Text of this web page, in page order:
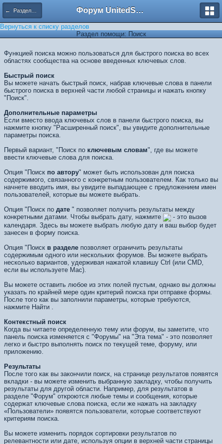
← Разделы помощи Форум UnitedSouth
Вернуться к списку разделов
Раздел помощи: Поиск
Функцией поиска можно пользоваться для быстрого поиска во всех
областях сообщества на основе введенных ключевых слов.
Быстрый поиск
Вы можете начать быстрый поиск, набрав ключевые слова в панели
быстрого поиска в верхней части любой страницы и нажать кнопку
"Поиск".
Дополнительные параметры
Если вместо ввода ключевых слов в панели быстрого поиска, вы
нажмите кнопку "Расширенный поиск", вы увидите дополнительные
параметры поиска.
Первый вариант, "Поиск по ключевым словам", где вы можете
ввести ключевые слова для поиска.
Опция "Поиск по автору" может быть использован для поиска
содержимого, связанного с конкретным пользователем. Как только вы
начнете вводить имя, вы увидите выпадающее с предложением имен
пользователей, которые вы можете выбрать.
Опция "Поиск по дате " позволяет получить результаты между
конкретными датами. Чтобы выбрать дату, нажмите
- это вызов
календаря. Здесь вы можете выбрать любую дату и ваш выбор будет
занесен в форму поиска.
Опция "Поиск в разделе позволяет ограничить результаты
содержимым одного или нескольких форумов. Вы можете выбрать
несколько вариантов, удерживая нажатой клавишу Ctrl (или CMD,
если вы используете Mac).
Вы можете оставить любое из этих полей пустым, однако вы должны
указать по крайней мере один критерий поиска при отправке формы.
После того как вы заполнили параметры, которые требуются,
нажмите Найти
Контекстный поиск
Когда вы читаете определенную тему или форум, вы заметите, что
панель поиска изменяется с "Форумы" на "Эта тема" - это позволяет
легко и быстро выполнять поиск по текущей теме, форуму, или
приложению.
Результаты
После того как вы закончили поиск, на странице результатов появятся
вкладки - вы можете изменить выбранную закладку, чтобы получить
результаты для другой области. Например, для результатов в
разделе "Форум" откроются любые темы и сообщения, которые
содержат ключевые слова поиска, если же нажать на закладку
«Пользователи» появятся пользователи, которые соответствуют
критериям поиска.
Вы можете изменить порядок сортировки результатов по
релевантности или дате, используя опции в верхней части страницы